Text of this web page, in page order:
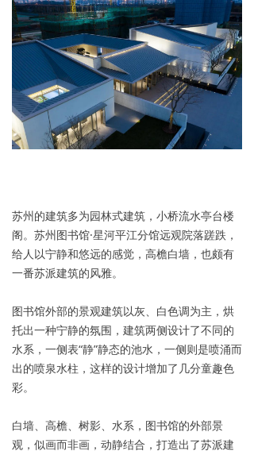
苏州的建筑多为园林式建筑，小桥流水亭台楼
阁。苏州图书馆·星河平江分馆远观院落蹉跌，
给人以宁静和悠远的感觉，高檐白墙，也颇有
一番苏派建筑的风雅。
图书馆外部的景观建筑以灰、白色调为主，烘
托出一种宁静的氛围，建筑两侧设计了不同的
水系，一侧表“静”静态的池水，一侧则是喷涌而
出的喷泉水柱，这样的设计增加了几分童趣色
彩。
白墙、高檐、树影、水系，图书馆的外部景
观，似画而非画，动静结合，打造出了苏派建